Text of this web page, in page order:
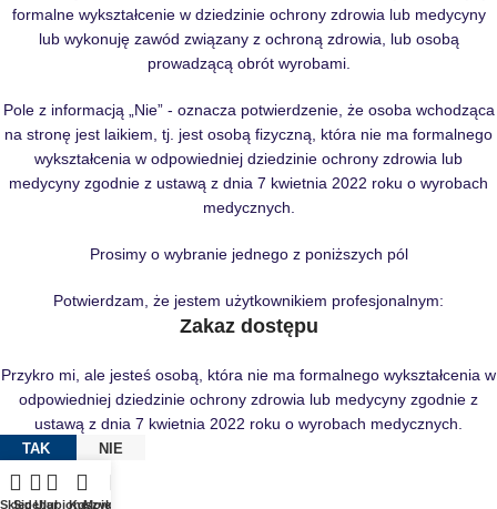
SklepSidebarUlubioneKoszyk
Moje konto
formalne wykształcenie w dziedzinie ochrony zdrowia lub medycyny
lub wykonuję zawód związany z ochroną zdrowia, lub osobą
prowadzącą obrót wyrobami.
Pole z informacją „Nie” - oznacza potwierdzenie, że osoba wchodząca
na stronę jest laikiem, tj. jest osobą fizyczną, która nie ma formalnego
wykształcenia w odpowiedniej dziedzinie ochrony zdrowia lub
medycyny zgodnie z ustawą z dnia 7 kwietnia 2022 roku o wyrobach
medycznych.
Prosimy o wybranie jednego z poniższych pól
Potwierdzam, że jestem użytkownikiem profesjonalnym:
Zakaz dostępu
Przykro mi, ale jesteś osobą, która nie ma formalnego wykształcenia w
odpowiedniej dziedzinie ochrony zdrowia lub medycyny zgodnie z
ustawą z dnia 7 kwietnia 2022 roku o wyrobach medycznych.
TAK NIE